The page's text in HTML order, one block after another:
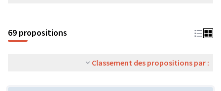
69 propositions
Classement des propositions par :